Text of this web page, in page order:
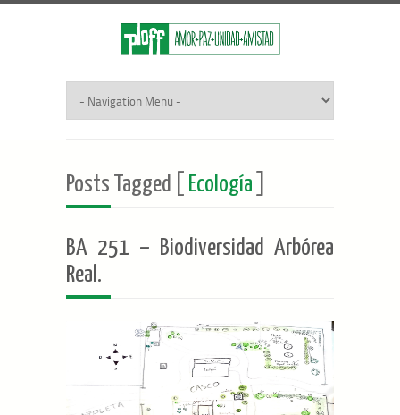
Posts Tagged [ Ecología
BA 251 – Biodiversidad Arbórea
Real.